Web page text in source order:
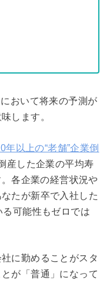
おいて将来の予測が
します。
以上の“老舗”企業倒
産した企業の平均寿
各企業の経営状況や
たが新卒で入社した
可能性もゼロでは
に勤めることがスタ
が「普通」になって